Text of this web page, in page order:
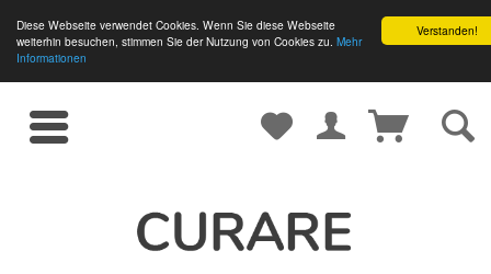
Verstanden!
Diese Webseite verwendet Cookies. Wenn Sie diese Webseite
weiterhin besuchen, stimmen Sie der Nutzung von Cookies zu. Mehr
Informationen